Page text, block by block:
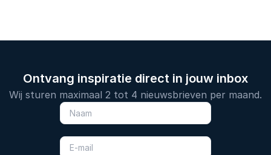
Ontvang inspiratie direct in jouw inbox
Wij sturen maximaal 2 tot 4 nieuwsbrieven per maand.